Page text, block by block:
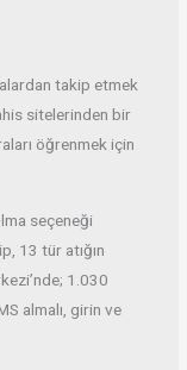
takip etmek
sitelerinden bir
öğrenmek için
seçeneği
13 tür atığın
1.030
almalı, girin ve